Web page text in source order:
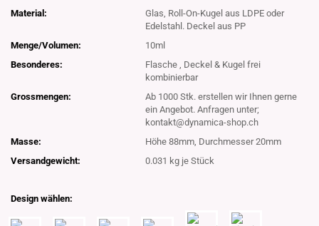
Material:
Glas, Roll-On-Kugel aus LDPE oder
Edelstahl. Deckel aus PP
Menge/Volumen:
10ml
Besonderes:
Flasche , Deckel & Kugel frei
kombinierbar
Grossmengen:
Ab 1000 Stk. erstellen wir Ihnen gerne
ein Angebot. Anfragen unter;
kontakt@dynamica-shop.ch
Masse:
Höhe 88mm, Durchmesser 20mm
Versandgewicht:
0.031 kg je Stück
Design wählen: